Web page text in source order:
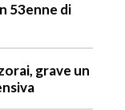
53enne di
grave un